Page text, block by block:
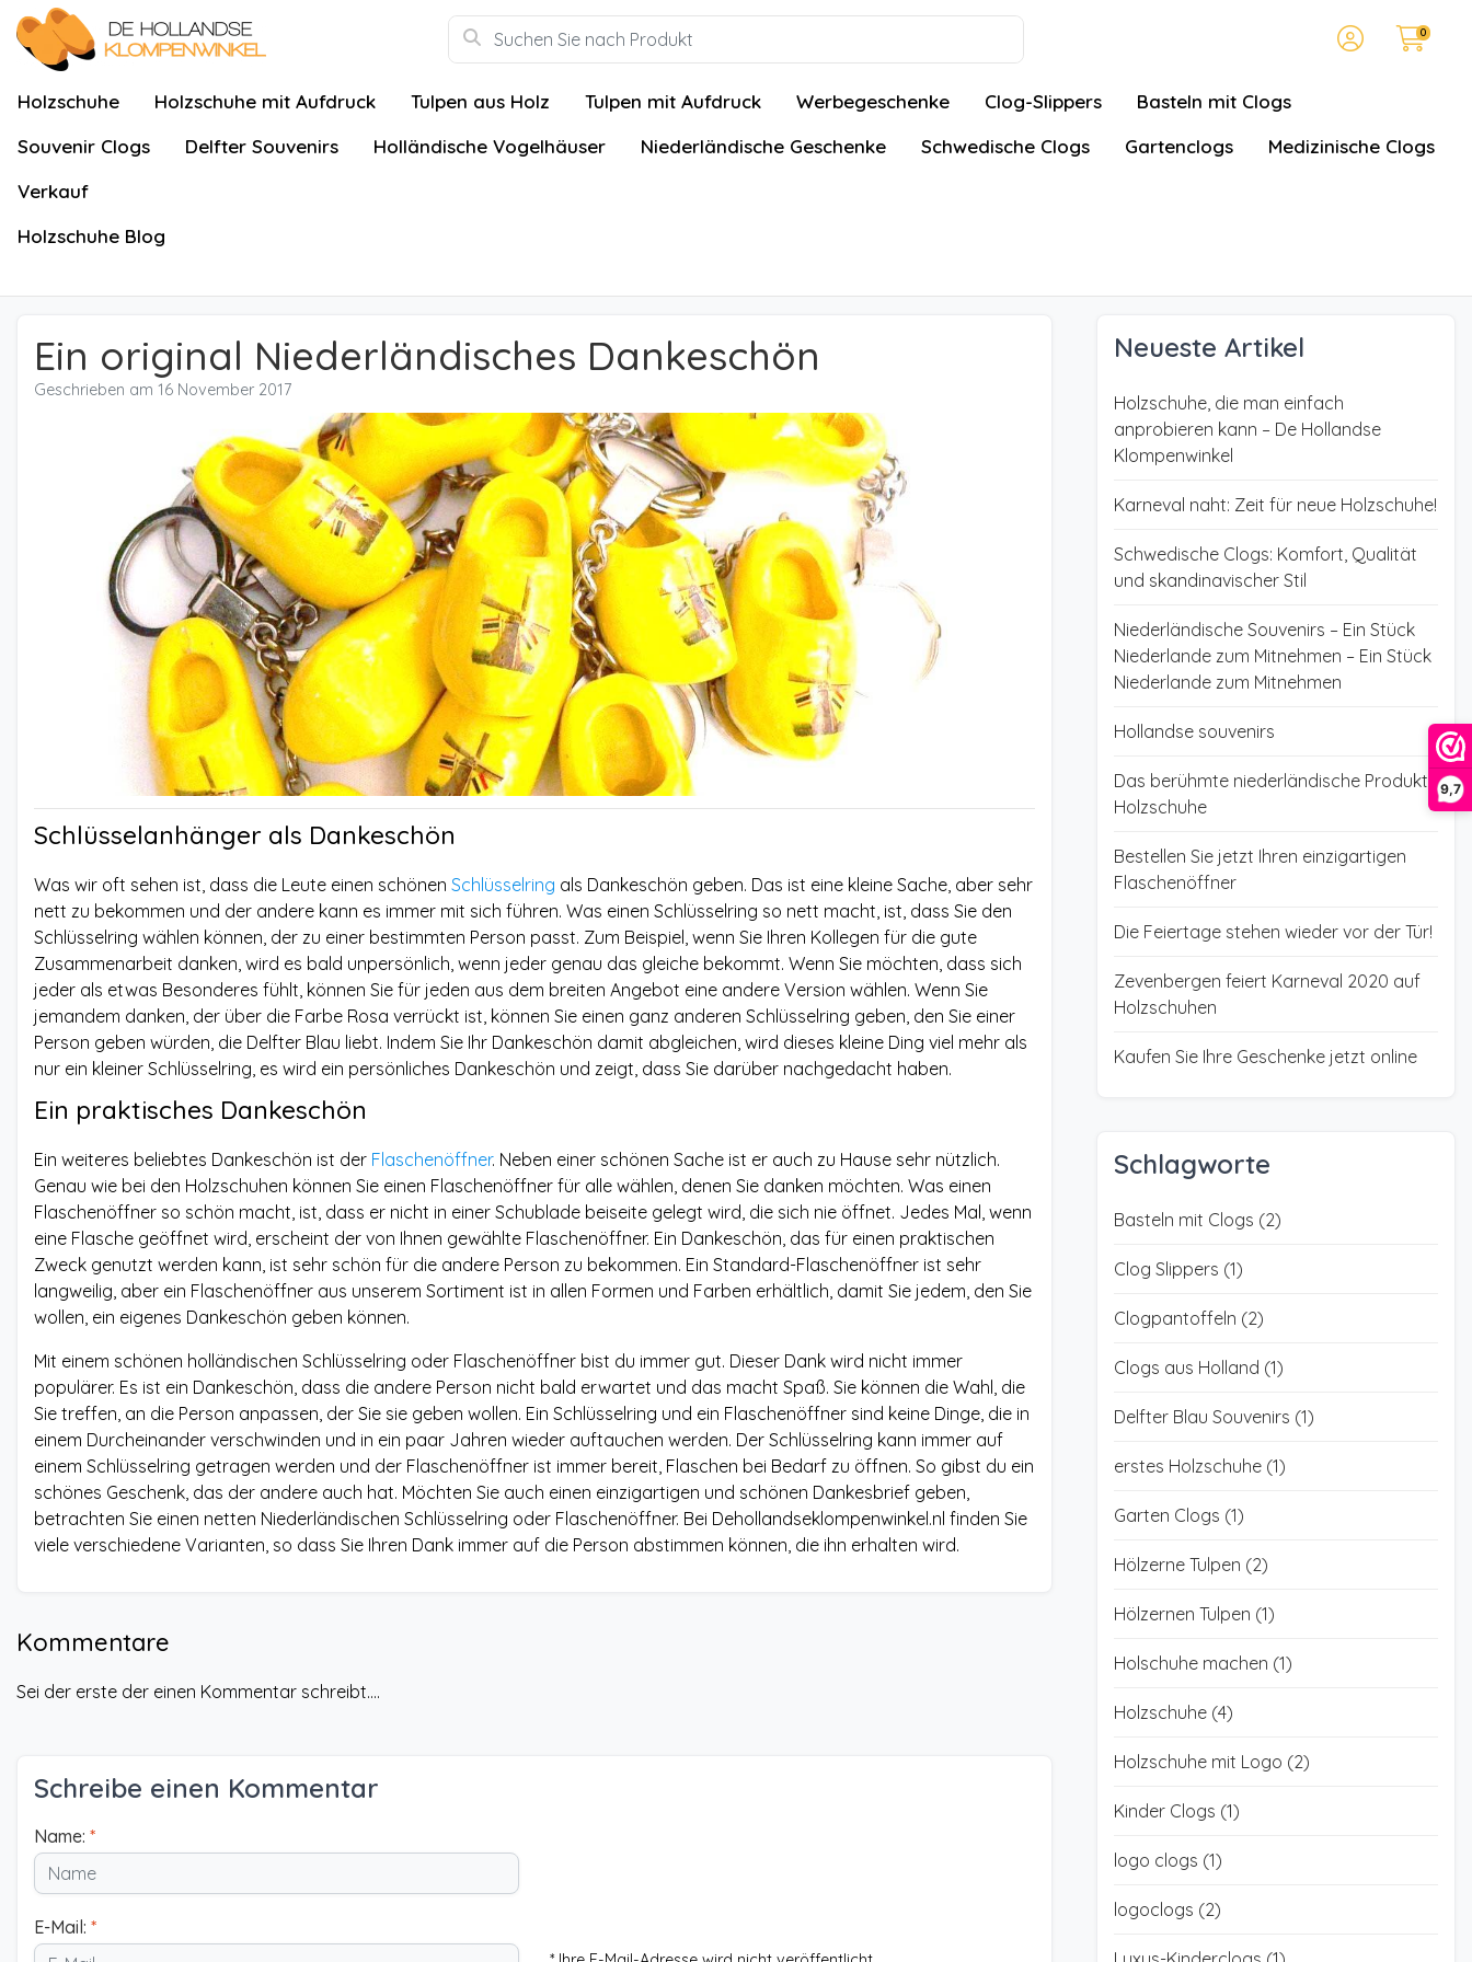
9,7
0
Holzschuhe Holzschuhe mit Aufdruck Tulpen aus Holz Tulpen mit Aufdruck Werbegeschenke Clog-Slippers
Basteln mit Clogs
Souvenir Clogs
Delfter Souvenirs Holländische Vogelhäuser Niederländische Geschenke Schwedische Clogs Gartenclogs
Medizinische Clogs
Verkauf
Holzschuhe Blog
Ein original Niederländisches Dankeschön
Geschrieben am 16 November 2017
Schlüsselanhänger als Dankeschön
Was wir oft sehen ist, dass die Leute einen schönen Schlüsselring als Dankeschön geben. Das ist eine kleine Sache, aber sehr
nett zu bekommen und der andere kann es immer mit sich führen. Was einen Schlüsselring so nett macht, ist, dass Sie den
Schlüsselring wählen können, der zu einer bestimmten Person passt. Zum Beispiel, wenn Sie Ihren Kollegen für die gute
Zusammenarbeit danken, wird es bald unpersönlich, wenn jeder genau das gleiche bekommt. Wenn Sie möchten, dass sich
jeder als etwas Besonderes fühlt, können Sie für jeden aus dem breiten Angebot eine andere Version wählen. Wenn Sie
jemandem danken, der über die Farbe Rosa verrückt ist, können Sie einen ganz anderen Schlüsselring geben, den Sie einer
Person geben würden, die Delfter Blau liebt. Indem Sie Ihr Dankeschön damit abgleichen, wird dieses kleine Ding viel mehr als
nur ein kleiner Schlüsselring, es wird ein persönliches Dankeschön und zeigt, dass Sie darüber nachgedacht haben.
Ein praktisches Dankeschön
Ein weiteres beliebtes Dankeschön ist der Flaschenöffner. Neben einer schönen Sache ist er auch zu Hause sehr nützlich.
Genau wie bei den Holzschuhen können Sie einen Flaschenöffner für alle wählen, denen Sie danken möchten. Was einen
Flaschenöffner so schön macht, ist, dass er nicht in einer Schublade beiseite gelegt wird, die sich nie öffnet. Jedes Mal, wenn
eine Flasche geöffnet wird, erscheint der von Ihnen gewählte Flaschenöffner. Ein Dankeschön, das für einen praktischen
Zweck genutzt werden kann, ist sehr schön für die andere Person zu bekommen. Ein Standard-Flaschenöffner ist sehr
langweilig, aber ein Flaschenöffner aus unserem Sortiment ist in allen Formen und Farben erhältlich, damit Sie jedem, den Sie
wollen, ein eigenes Dankeschön geben können.
Mit einem schönen holländischen Schlüsselring oder Flaschenöffner bist du immer gut. Dieser Dank wird nicht immer
populärer. Es ist ein Dankeschön, dass die andere Person nicht bald erwartet und das macht Spaß. Sie können die Wahl, die
Sie treffen, an die Person anpassen, der Sie sie geben wollen. Ein Schlüsselring und ein Flaschenöffner sind keine Dinge, die in
einem Durcheinander verschwinden und in ein paar Jahren wieder auftauchen werden. Der Schlüsselring kann immer auf
einem Schlüsselring getragen werden und der Flaschenöffner ist immer bereit, Flaschen bei Bedarf zu öffnen. So gibst du ein
schönes Geschenk, das der andere auch hat. Möchten Sie auch einen einzigartigen und schönen Dankesbrief geben,
betrachten Sie einen netten Niederländischen Schlüsselring oder Flaschenöffner. Bei Dehollandseklompenwinkel.nl finden Sie
viele verschiedene Varianten, so dass Sie Ihren Dank immer auf die Person abstimmen können, die ihn erhalten wird.
Kommentare
Sei der erste der einen Kommentar schreibt....
Schreibe einen Kommentar
Name: *
E-Mail: *
Neueste Artikel
Holzschuhe, die man einfach
anprobieren kann – De Hollandse
Klompenwinkel
Karneval naht: Zeit für neue Holzschuhe!
Schwedische Clogs: Komfort, Qualität
und skandinavischer Stil
Niederländische Souvenirs – Ein Stück
Niederlande zum Mitnehmen – Ein Stück
Niederlande zum Mitnehmen
Hollandse souvenirs
Das berühmte niederländische Produkt:
Holzschuhe
Bestellen Sie jetzt Ihren einzigartigen
Flaschenöffner
Die Feiertage stehen wieder vor der Tür!
Zevenbergen feiert Karneval 2020 auf
Holzschuhen
Kaufen Sie Ihre Geschenke jetzt online
Schlagworte
Basteln mit Clogs (2)
Clog Slippers (1)
Clogpantoffeln (2)
Clogs aus Holland (1)
Delfter Blau Souvenirs (1)
erstes Holzschuhe (1)
Garten Clogs (1)
Hölzerne Tulpen (2)
Hölzernen Tulpen (1)
Holschuhe machen (1)
Holzschuhe (4)
Holzschuhe mit Logo (2)
Kinder Clogs (1)
logo clogs (1)
logoclogs (2)